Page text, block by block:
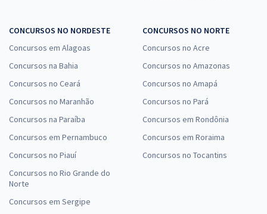
CONCURSOS NO NORDESTE
Concursos em Alagoas
Concursos na Bahia
Concursos no Ceará
Concursos no Maranhão
Concursos na Paraíba
Concursos em Pernambuco
Concursos no Piauí
Concursos no Rio Grande do
Norte
Concursos em Sergipe
CONCURSOS NO NORTE
Concursos no Acre
Concursos no Amazonas
Concursos no Amapá
Concursos no Pará
Concursos em Rondônia
Concursos em Roraima
Concursos no Tocantins